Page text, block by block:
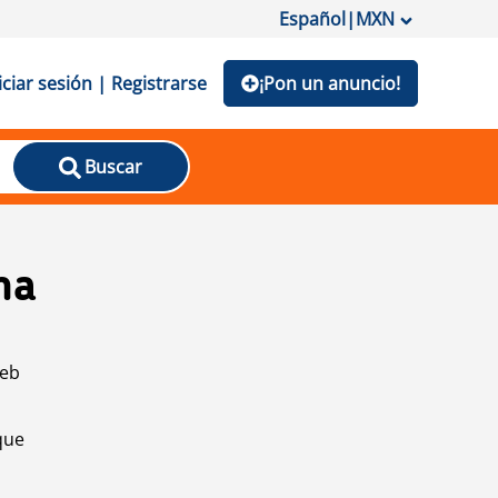
Español|MXN
sesión | Registrarse ¡Pon un anuncio!
Buscar